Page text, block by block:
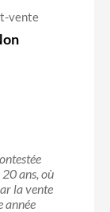
vente
ans, où
la vente
année